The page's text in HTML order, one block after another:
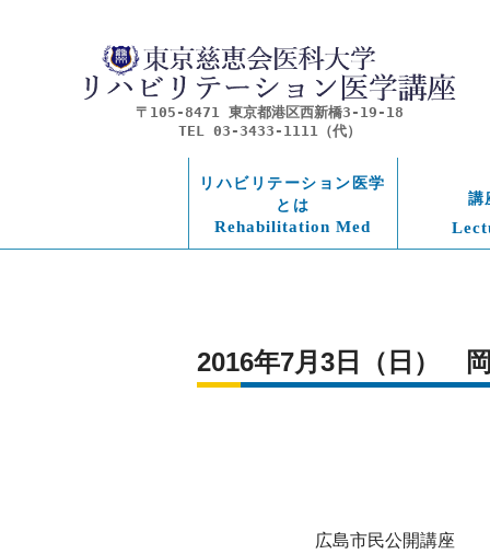
〒105-8471 東京都港区西新橋3-19-18
TEL 03-3433-1111（代）
リハビリテーション医学
とは
Rehabilitation Med
講
2016年7月3日（日）　
広島市民公開講座